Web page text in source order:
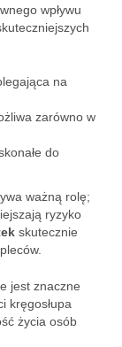
wpływu
na
zarówno w
do
ważną rolę;
ryzyko
skutecznie
jest znaczne
kręgosłupa
życia osób